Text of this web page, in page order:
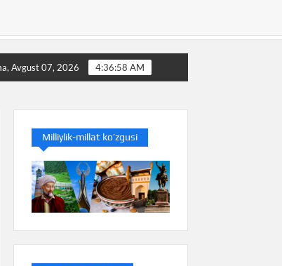
anglatishini bilasizmi
Avgust 07, 2026 4:36:59 AM
Milliylik-millat ko’zgusi